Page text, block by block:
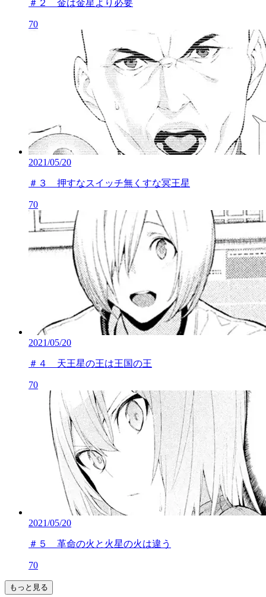
＃２ 金は金星より必要
70
2021/05/20
＃３ 押すなスイッチ無くすな冥王星
70
2021/05/20
＃４ 天王星の王は王国の王
70
2021/05/20
＃５ 革命の火と火星の火は違う
70
もっと見る